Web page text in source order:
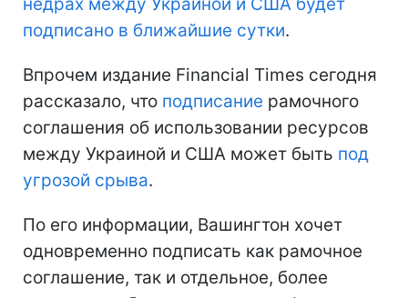
подписано в ближайшие сутки.
Впрочем издание Financial Times сегодня
рассказало, что подписание рамочного
соглашения об использовании ресурсов
между Украиной и США может быть под
угрозой срыва.
По его информации, Вашингтон хочет
одновременно подписать как рамочное
соглашение, так и отдельное, более